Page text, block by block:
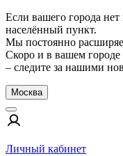
Если вашего города
населённый пункт.
Мы постоянно
Скоро и в вашем
– следите за нашими
Москва
Личный кабинет